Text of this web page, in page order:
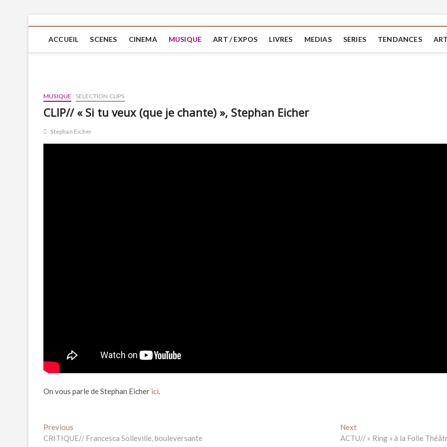
ACCUEIL SCENES CINEMA MUSIQUE ART / EXPOS LIVRES MEDIAS SERIES TENDANCES
MUSIQUE SELECTION CLIPS
CLIP// « Si tu veux (que je chante) », Stephan Eicher
Stephan Eicher
On vous parle de Stephan Eicher ici.
Navigation
Previous
post:
CRITIQUE// Francesca Solleville, bouleversante
NextNext
post:
ACTU// « Ring » à la Folie